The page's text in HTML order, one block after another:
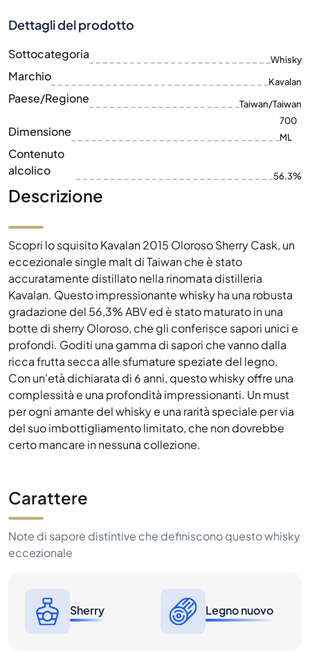
Dettagli del prodotto
Sottocategoria Whisky
Marchio Kavalan
Paese/Regione Taiwan/Taiwan
Dimensione
700
ML
Contenuto
alcolico
56.3%
Descrizione
Scopri lo squisito Kavalan 2015 Oloroso Sherry Cask, un
eccezionale single malt di Taiwan che è stato
accuratamente distillato nella rinomata distilleria
Kavalan. Questo impressionante whisky ha una robusta
gradazione del 56,3% ABV ed è stato maturato in una
botte di sherry Oloroso, che gli conferisce sapori unici e
profondi. Goditi una gamma di sapori che vanno dalla
ricca frutta secca alle sfumature speziate del legno.
Con un'età dichiarata di 6 anni, questo whisky offre una
complessità e una profondità impressionanti. Un must
per ogni amante del whisky e una rarità speciale per via
del suo imbottigliamento limitato, che non dovrebbe
certo mancare in nessuna collezione.
Carattere
Note di sapore distintive che definiscono questo whisky
eccezionale
Sherry Legno nuovo